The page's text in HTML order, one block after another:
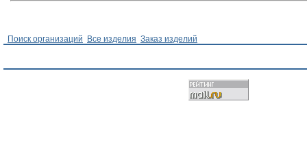
Поиск организаций Все изделия Заказ изделий